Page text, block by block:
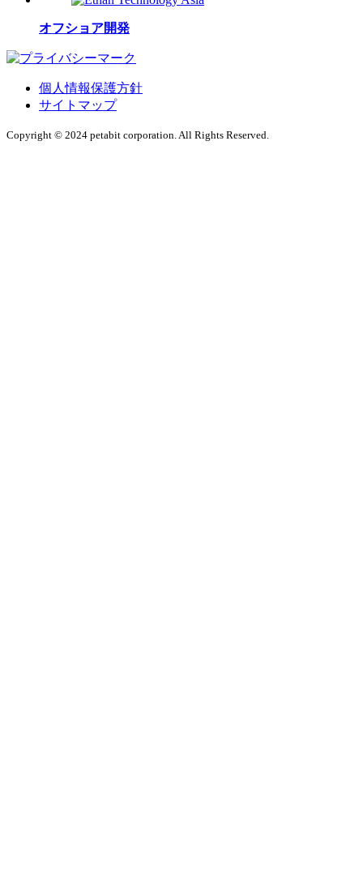
オフショア開発
個人情報保護方針
サイトマップ
Copyright © 2024 petabit corporation. All Rights Reserved.